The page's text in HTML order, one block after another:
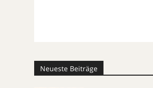
Neueste Beiträge